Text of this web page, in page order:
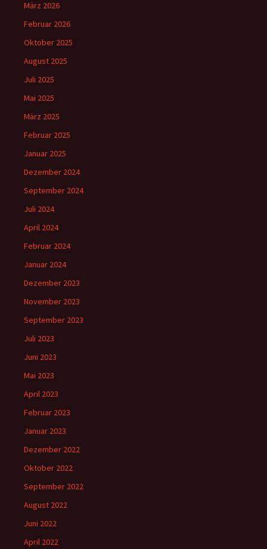
März 2026
Februar 2026
Oktober 2025
August 2025
Juli 2025
Mai 2025
März 2025
Februar 2025
Januar 2025
Dezember 2024
September 2024
Juli 2024
April 2024
Februar 2024
Januar 2024
Dezember 2023
November 2023
September 2023
Juli 2023
Juni 2023
Mai 2023
April 2023
Februar 2023
Januar 2023
Dezember 2022
Oktober 2022
September 2022
August 2022
Juni 2022
April 2022